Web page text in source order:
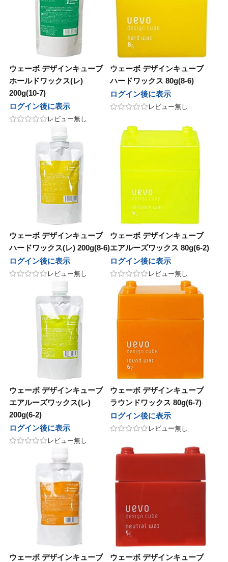
ウェーボ デザインキューブ
ホールドワックス(レ)
200g(10-7)
ログイン後に表示
レビュー無し
ウェーボ デザインキューブ
ハードワックス 80g(8-6)
ログイン後に表示
レビュー無し
ウェーボ デザインキューブ
ハードワックス(レ) 200g(8-6)
ログイン後に表示
レビュー無し
ウェーボ デザインキューブ
エアルーズワックス 80g(6-2)
ログイン後に表示
レビュー無し
ウェーボ デザインキューブ
エアルーズワックス(レ)
200g(6-2)
ログイン後に表示
レビュー無し
ウェーボ デザインキューブ
ラウンドワックス 80g(6-7)
ログイン後に表示
レビュー無し
ウェーボ デザインキューブ
ウェーボ デザインキューブ